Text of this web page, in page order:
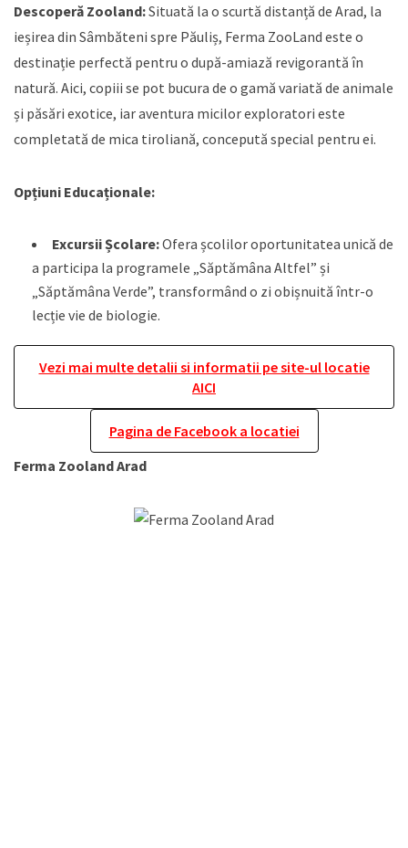
Descoperă Zooland:Situată la o scurtă distanță de Arad, la
ieșirea din Sâmbăteni spre Păuliș, Ferma ZooLand este o
destinație perfectă pentru o după-amiază revigorantă în
natură. Aici, copiii se pot bucura de o gamă variată de animale
și păsări exotice, iar aventura micilor exploratori este
completată de mica tiroliană, concepută special pentru ei.
Opțiuni Educaționale:
Excursii Școlare:Ofera școlilor oportunitatea unică de
a participa la programele „Săptămâna Altfel” și
„Săptămâna Verde”, transformând o zi obișnuită într-o
lecție vie de biologie.
Vezi mai multe detalii si informatii pe site-ul locatie
AICI
Pagina de Facebook a locatiei
Ferma Zooland Arad